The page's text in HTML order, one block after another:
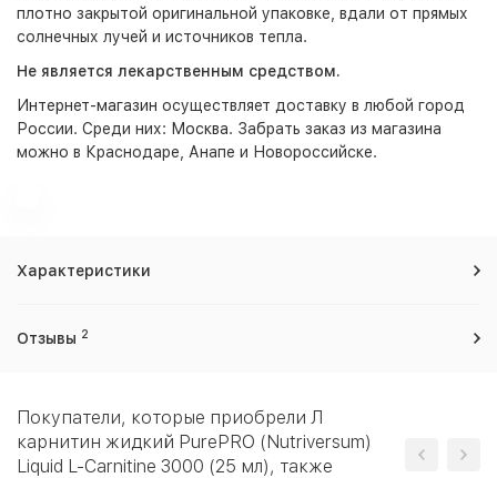
плотно закрытой оригинальной упаковке, вдали от прямых
солнечных лучей и источников тепла.
Не является лекарственным средством.
Интернет-магазин осуществляет доставку в любой город
России. Среди них: Москва. Забрать заказ из магазина
можно в Краснодаре, Анапе и Новороссийске.
Характеристики
Отзывы 2
Покупатели, которые приобрели Л
карнитин жидкий PurePRO (Nutriversum)
Liquid L-Carnitine 3000 (25 мл), также